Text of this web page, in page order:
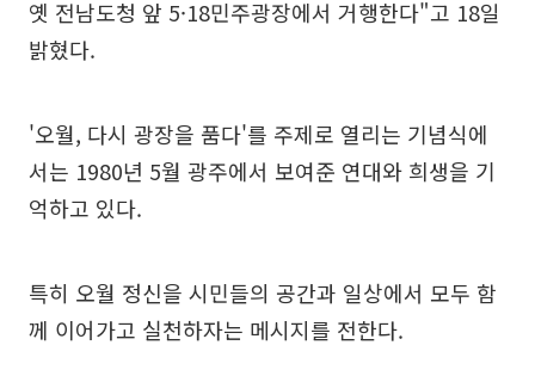
옛 전남도청 앞 5·18민주광장에서 거행한다"고 18일
밝혔다.
'오월, 다시 광장을 품다'를 주제로 열리는 기념식에
서는 1980년 5월 광주에서 보여준 연대와 희생을 기
억하고 있다.
특히 오월 정신을 시민들의 공간과 일상에서 모두 함
께 이어가고 실천하자는 메시지를 전한다.